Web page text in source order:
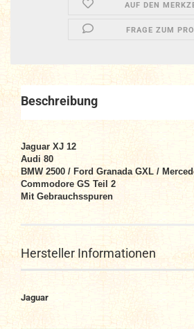
AUF DEN
FRAGE ZUM
Beschreibung
Jaguar XJ 12
Audi 80
BMW 2500 / Ford Granada GXL /
Commodore GS Teil 2
Mit Gebrauchsspuren
Hersteller Informationen
Jaguar